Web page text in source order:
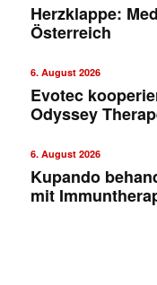
Herzklappe:
Österreich
6. August 2026
Evotec
Odyssey
6. August 2026
Kupando
mit